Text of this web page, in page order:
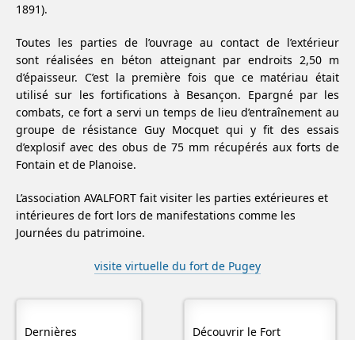
1891).
Toutes les parties de l’ouvrage au contact de l’extérieur
sont réalisées en béton atteignant par endroits 2,50 m
d’épaisseur. C’est la première fois que ce matériau était
utilisé sur les fortifications à Besançon. Epargné par les
combats, ce fort a servi un temps de lieu d’entraînement au
groupe de résistance Guy Mocquet qui y fit des essais
d’explosif avec des obus de 75 mm récupérés aux forts de
Fontain et de Planoise.
L’association AVALFORT fait visiter les parties extérieures et
intérieures de fort lors de manifestations comme les
Journées du patrimoine.
visite virtuelle du fort de Pugey
Découvrir le Fort
Dernières